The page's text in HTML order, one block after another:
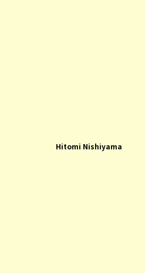
Hitomi Nishiyama